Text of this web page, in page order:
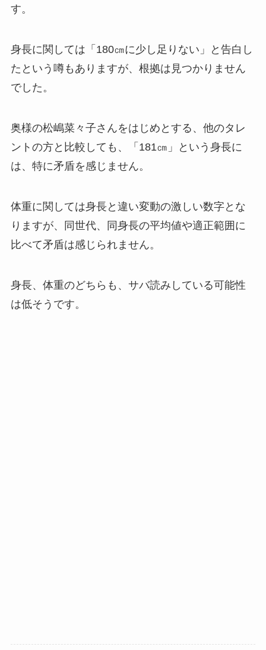
す。
身長に関しては「180㎝に少し足りない」と告白し
たという噂もありますが、根拠は見つかりません
でした。
奥様の松嶋菜々子さんをはじめとする、他のタレ
ントの方と比較しても、「181㎝」という身長に
は、特に矛盾を感じません。
体重に関しては身長と違い変動の激しい数字とな
りますが、同世代、同身長の平均値や適正範囲に
比べて矛盾は感じられません。
身長、体重のどちらも、サバ読みしている可能性
は低そうです。